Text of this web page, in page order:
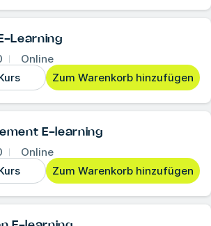
Learning
Online
Zum Warenkorb hinzufügen
E-learning
Online
Zum Warenkorb hinzufügen